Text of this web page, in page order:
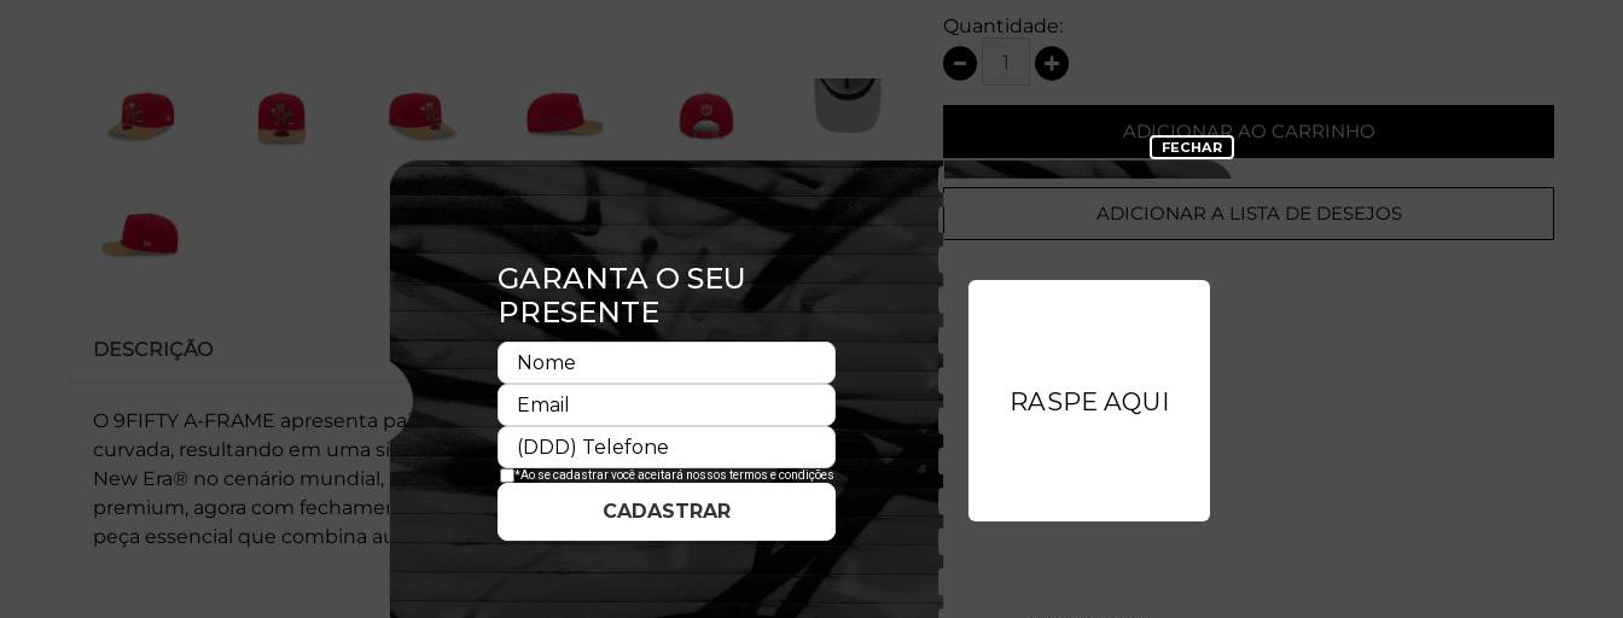
DESCRIÇÃO
O 9FIFTY A-FRAME apresenta painel frontal único, estrutura firme e aba levemente
curvada, resultando em uma silhueta moderna e exclusiva. Ícone que consolidou a
New Era® no cenário mundial, mantém a coroa estruturada e acabamento
premium, agora com fechamento snapback para ajuste prático e confortável. Uma
peça essencial que combina autenticidade, estilo e a versatilidade do streetwear.
Quantidade:
ADICIONAR AO CARRINHO
ADICIONAR A LISTA DE DESEJOS